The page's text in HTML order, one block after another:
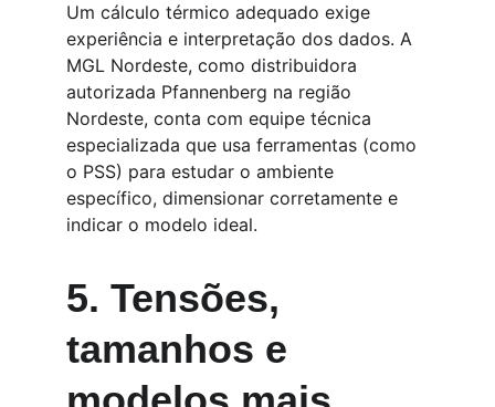
Um cálculo térmico adequado exige
experiência e interpretação dos dados. A
MGL Nordeste, como distribuidora
autorizada Pfannenberg na região
Nordeste, conta com equipe técnica
especializada que usa ferramentas (como
o PSS) para estudar o ambiente
específico, dimensionar corretamente e
indicar o modelo ideal.
5. Tensões,
tamanhos e